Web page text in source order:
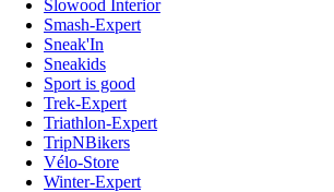
Slowood Interior
Smash-Expert
Sneak'In
Sneakids
Sport is good
Trek-Expert
Triathlon-Expert
TripNBikers
Vélo-Store
Winter-Expert